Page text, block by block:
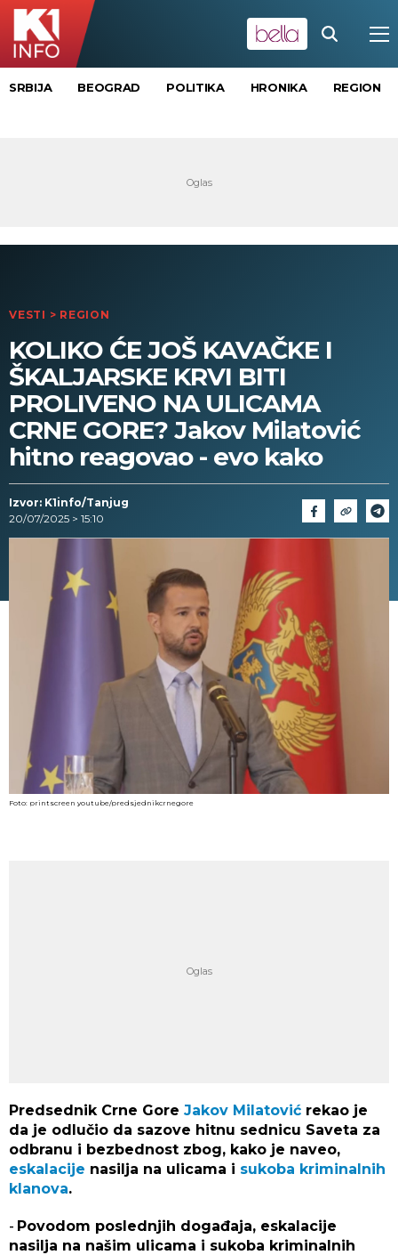
SRBIJA BEOGRAD POLITIKA HRONIKA REGION
VESTI > REGION
KOLIKO ĆE JOŠ KAVAČKE I
ŠKALJARSKE KRVI BITI
PROLIVENO NA ULICAMA
CRNE GORE? Jakov Milatović
hitno reagovao - evo kako
Izvor: K1info/Tanjug
20/07/2025 > 15:10
Foto: printscreen youtube/predsjednikcrnegore
Predsednik Crne Gore Jakov Milatović rekao je
da je odlučio da sazove hitnu sednicu Saveta za
odbranu i bezbednost zbog, kako je naveo,
eskalacije nasilja na ulicama i sukoba kriminalnih
klanova.
- Povodom poslednjih događaja, eskalacije
nasilja na našim ulicama i sukoba kriminalnih